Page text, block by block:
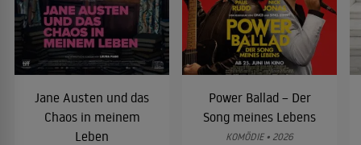
Jane Austen und das
Chaos in meinem
Leben
Power Ballad – Der
Song meines Lebens
KOMÖDIE • 2026